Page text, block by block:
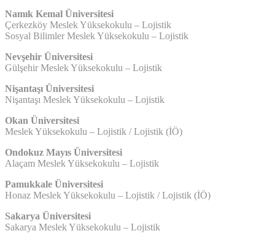
Namık Kemal Üniversitesi
Çerkezköy Meslek Yüksekokulu – Lojistik
Sosyal Bilimler Meslek Yüksekokulu – Lojistik
Nevşehir Üniversitesi
Gülşehir Meslek Yüksekokulu – Lojistik
Nişantaşı Üniversitesi
Nişantaşı Meslek Yüksekokulu – Lojistik
Okan Üniversitesi
Meslek Yüksekokulu – Lojistik / Lojistik (İÖ)
Ondokuz Mayıs Üniversitesi
Alaçam Meslek Yüksekokulu – Lojistik
Pamukkale Üniversitesi
Honaz Meslek Yüksekokulu – Lojistik / Lojistik (İÖ)
Sakarya Üniversitesi
Sakarya Meslek Yüksekokulu – Lojistik